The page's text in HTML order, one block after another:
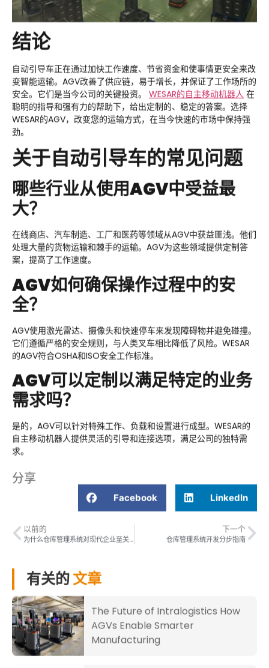
结论
自动引导车正在通过加快工作速度、节省资金和使事情更安全来改
变智能运输。AGV改善了供应链，易于增长，并保证了工作场所的
安全。它们是当今公司的关键投资。 WESAR的自主移动机器人 在
聪明的指导和强有力的帮助下，给出定制的、稳定的答案。选择
WESAR的AGV，改变您的运输方式，在当今快速的市场中保持强
劲。
关于自动引导车的常见问题
哪些行业从使用AGV中受益最
大？
在线商店、汽车制造、工厂和医药等领域从AGV中获益匪浅。他们
处理大量的货物运输和棘手的运输。AGV为这些领域提供定制答
案，提高了工作速度。
AGV如何确保操作过程中的安
全？
AGV使用激光雷达、摄像头和快速停车来发现障碍物并避免碰撞。
它们遵循严格的安全规则，与人类叉车相比降低了风险。WESAR
的AGV符合OSHA和ISO安全工作标准。
AGV可以定制以满足特定的业务
需求吗？
是的，AGV可以针对特殊工作、负载和设置进行成型。WESAR的
自主移动机器人提供灵活的引导和连接选项，满足公司的独特需
求。
分享
Facebook LinkedIn
以前的
为什么仓库管理系统对现代企业至关重要？
下一个
仓库管理系统开发分步指南
有关的文章
The Future of Intralogistics How
AGVs Enable Smarter
Manufacturing